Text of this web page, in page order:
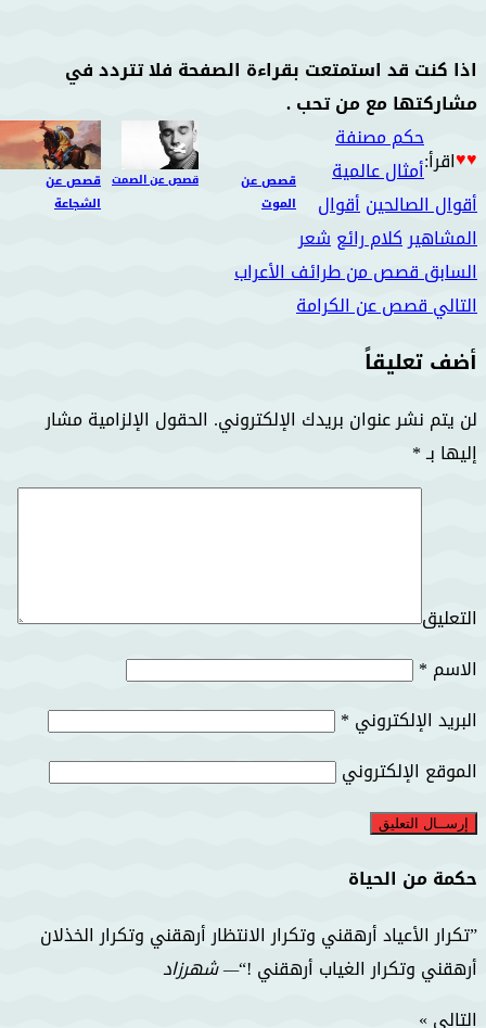
اذا كنت قد استمتعت بقراءة الصفحة فلا تتردد في
مشاركتها مع من تحب .
♥♥اقرأ:
قصص عن
الشجاعة
قصص عن الصمت
قصص عن
الموت
حكم مصنفة
أمثال عالمية
أقوال الصالحينأقوال
المشاهيركلام رائعشعر
السابققصص من طرائف الأعراب
التاليقصص عن الكرامة
أضف تعليقاً
لن يتم نشر عنوان بريدك الإلكتروني. الحقول الإلزامية مشار
إليها بـ*
التعليق
الاسم *
البريد الإلكتروني *
الموقع الإلكتروني
حكمة من الحياة
تكرار الأعياد أرهقني وتكرار الانتظار أرهقني وتكرار الخذلان
أرهقني وتكرار الغياب أرهقني ! —شهرزاد
التالي »